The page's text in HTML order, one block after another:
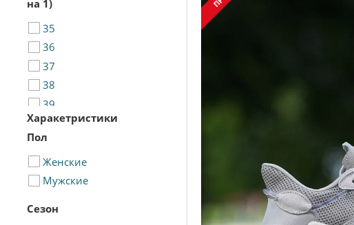
на 1)
35
36
37
38
39
40
41
42
43
45
Харакетристики
Пол
Женские
Мужские
Сезон